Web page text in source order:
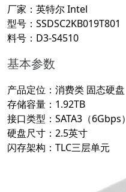
厂家：英特尔 Intel
型号：SSDSC2KB019T801
料号：D3-S4510
基本参数
产品定位：消费类 固态硬盘
存储容量：1.92TB
接口类型：SATA3（6Gbps）
硬盘尺寸：2.5英寸
闪存架构：TLC三层单元